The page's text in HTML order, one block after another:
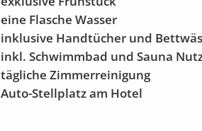
eine Flasche Wasser
inklusive Handtücher und
inkl. Schwimmbad und Sauna
tägliche Zimmerreinigung
Auto-Stellplatz am Hotel